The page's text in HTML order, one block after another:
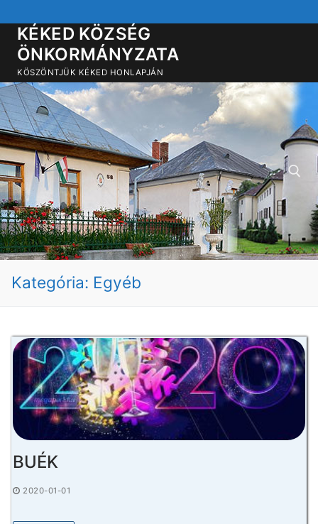
a
tartalomra
KÉKED KÖZSÉG
ÖNKORMÁNYZATA
KÖSZÖNTJÜK KÉKED HONLAPJÁN
Keresése:
Kategória: Egyéb
BUÉK
2020-01-01